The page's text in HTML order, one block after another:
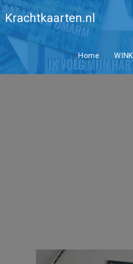
Ga
naar
Krachtkaarten.nl
Home